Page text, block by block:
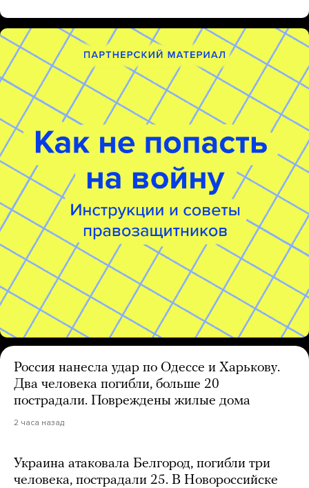
Россия нанесла удар по Одессе и Харькову.
Два человека погибли, больше 20
пострадали. Повреждены жилые дома
2 часа назад
Украина атаковала Белгород, погибли три
человека, пострадали 25. В Новороссийске